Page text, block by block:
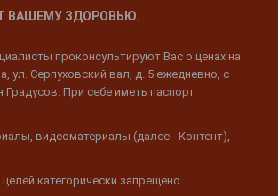
ВАШЕМУ ЗДОРОВЬЮ.
проконсультируют Вас о ценах на
ул. Серпуховский вал, д. 5 ежедневно, с
Градусов. При себе иметь паспорт
видеоматериалы (далее - Контент),
категорически запрещено.